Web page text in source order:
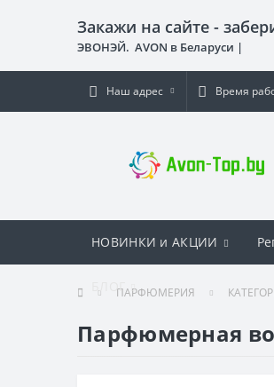
Закажи на сайте -
ЭВОНЭЙ. AVON в Беларуси |
Наш адрес Время
НОВИНКИ и АКЦИИ
БЛОГПАРФЮМЕРИЯ
Парфюмерная